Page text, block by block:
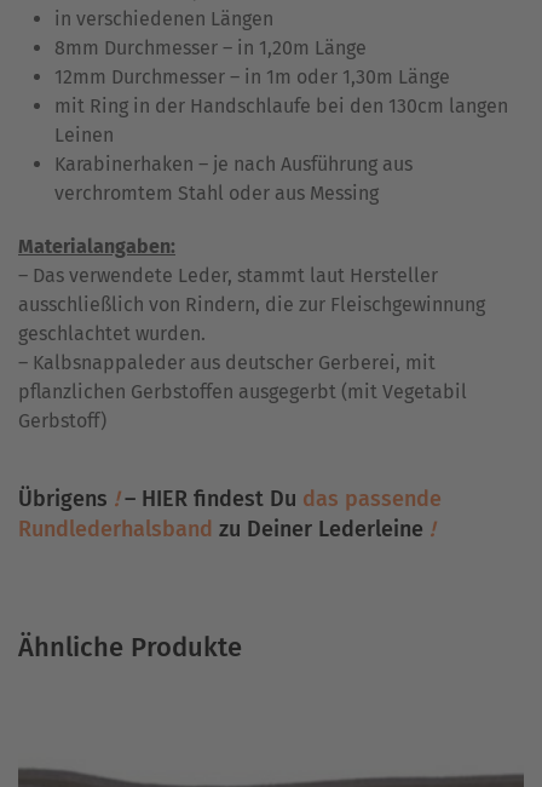
in verschiedenen Längen
8mm Durchmesser – in 1,20m Länge
12mm Durchmesser – in 1m oder 1,30m Länge
mit Ring in der Handschlaufe bei den 130cm langen
Leinen
Karabinerhaken – je nach Ausführung aus
verchromtem Stahl oder aus Messing
Materialangaben:
– Das verwendete Leder, stammt laut Hersteller
ausschließlich von Rindern, die zur Fleischgewinnung
geschlachtet wurden.
– Kalbsnappaleder aus deutscher Gerberei, mit
pflanzlichen Gerbstoffen ausgegerbt (mit Vegetabil
Gerbstoff)
Übrigens !– HIER findest Du das passende
Rundlederhalsband zu Deiner Lederleine !
Ähnliche Produkte